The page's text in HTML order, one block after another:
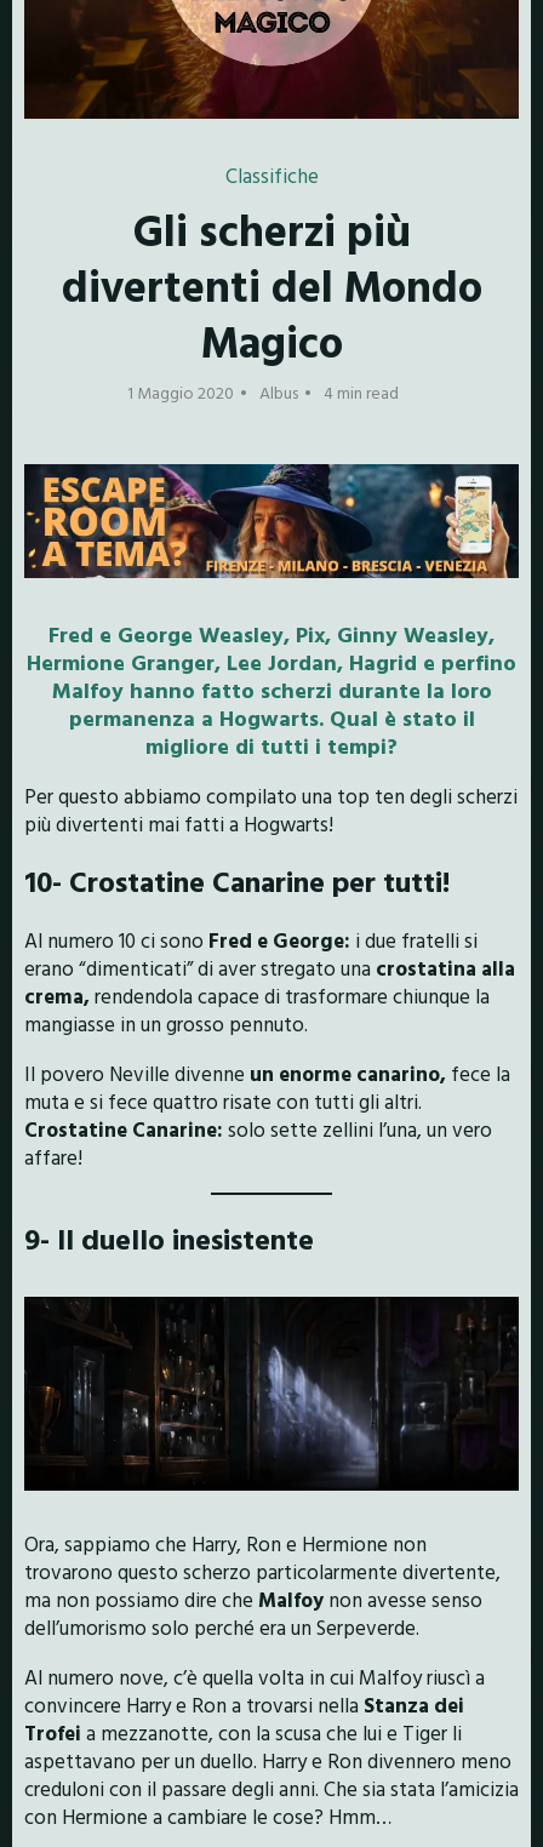
Classifiche
Gli scherzi più
divertenti del Mondo
Magico
1 Maggio 2020 Albus 4 min read
Fred e George Weasley, Pix, Ginny Weasley,
Hermione Granger, Lee Jordan, Hagrid e perfino
Malfoy hanno fatto scherzi durante la loro
permanenza a Hogwarts. Qual è stato il
migliore di tutti i tempi?
Per questo abbiamo compilato una top ten degli scherzi
più divertenti mai fatti a Hogwarts!
10- Crostatine Canarine per tutti!
Al numero 10 ci sono Fred e George: i due fratelli si
erano “dimenticati” di aver stregato una crostatina alla
crema,rendendola capace di trasformare chiunque la
mangiasse in un grosso pennuto.
Il povero Neville divenne un enorme canarino, fece la
muta e si fece quattro risate con tutti gli altri.
Crostatine Canarine: solo sette zellini l’una, un vero
affare!
9- Il duello inesistente
Ora, sappiamo che Harry, Ron e Hermione non
trovarono questo scherzo particolarmente divertente,
ma non possiamo dire che Malfoy non avesse senso
dell’umorismo solo perché era un Serpeverde.
Al numero nove, c’è quella volta in cui Malfoy riuscì a
convincere Harry e Ron a trovarsi nella Stanza dei
Trofei a mezzanotte, con la scusa che lui e Tiger li
aspettavano per un duello. Harry e Ron divennero meno
creduloni con il passare degli anni. Che sia stata l’amicizia
con Hermione a cambiare le cose? Hmm…